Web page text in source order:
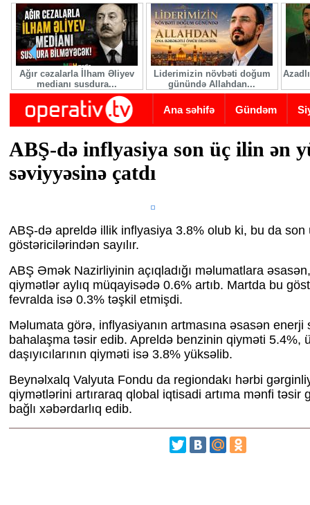
Skip to main content
Ağır cəzalarla İlham Əliyev
medianı susdura...
Liderimizin növbəti doğum
günündə Allahdan...
Ana səhifə Gündəm
ABŞ-də inflyasiya son üç ilin ən
səviyyəsinə çatdı
ABŞ-də apreldə illik inflyasiya 3.8% olub ki, bu da son
göstəricilərindən sayılır.
ABŞ Əmək Nazirliyinin açıqladığı məlumatlara
qiymətlər aylıq müqayisədə 0.6% artıb. Martda bu
fevralda isə 0.3% təşkil etmişdi.
Məlumata görə, inflyasiyanın artmasına əsasən enerji
bahalaşma təsir edib. Apreldə benzinin qiyməti 5.4%,
daşıyıcılarının qiyməti isə 3.8% yüksəlib.
Beynəlxalq Valyuta Fondu da regiondakı hərbi
qiymətlərini artıraraq qlobal iqtisadi artıma mənfi təsir
bağlı xəbərdarlıq edib.